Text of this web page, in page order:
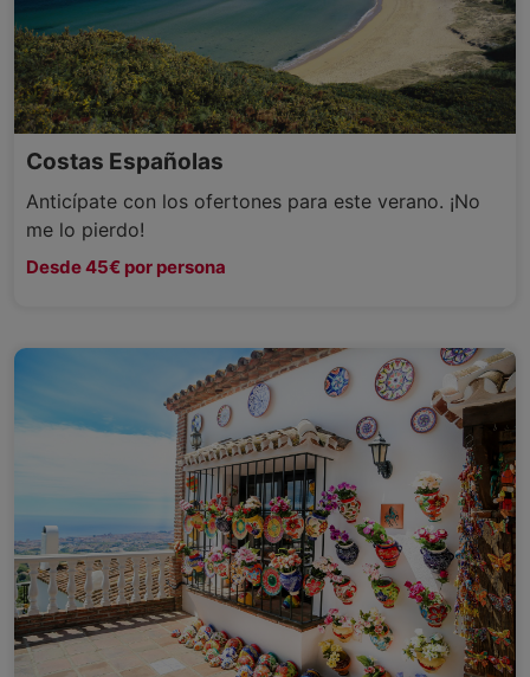
Costas Españolas
Anticípate con los ofertones para este verano. ¡No
me lo pierdo!
Desde 45€ por persona